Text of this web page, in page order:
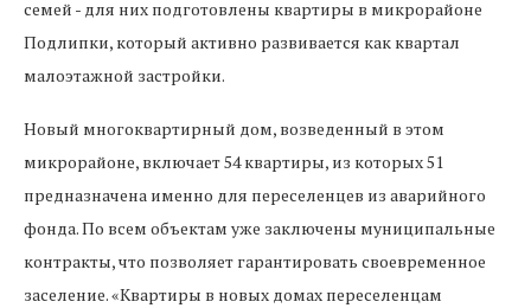
семей - для них подготовлены квартиры в микрорайоне
Подлипки, который активно развивается как квартал
малоэтажной застройки.
Новый многоквартирный дом, возведенный в этом
микрорайоне, включает 54 квартиры, из которых 51
предназначена именно для переселенцев из аварийного
фонда. По всем объектам уже заключены муниципальные
контракты, что позволяет гарантировать своевременное
заселение. «Квартиры в новых домах переселенцам